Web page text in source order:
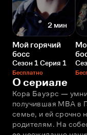
2 мин
Мой горячий
босс
Сезон 1 Серия 1
Бесплатно
О сериале
Кора Бауэрс —
получившая MBA в
семье, и ей срочно
родителям. На